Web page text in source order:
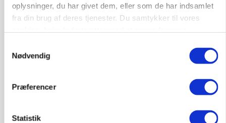
oplysninger, du har givet dem, eller som de har indsamlet
fra din brug af deres tjenester. Du samtykker til vores
Nødvendig
Præferencer
Statistik
Annonce
protestgruppe vil demonstrere mod ny